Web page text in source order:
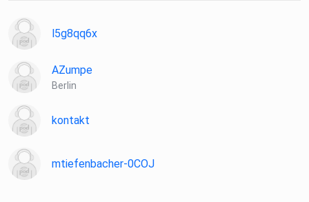
l5g8qq6x
AZumpe
Berlin
kontakt
mtiefenbacher-0COJ